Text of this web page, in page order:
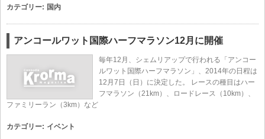
カテゴリー: 国内
アンコールワット国際ハーフマラソン12月に開催
毎年12月、シェムリアップで行われる「アンコー
ルワット国際ハーフマラソン」、2014年の日程は
12月7日（日）に決定した。 レースの種目はハー
フマラソン（21km）、ロードレース（10km）、
ファミリーラン（3km）など
カテゴリー: イベント